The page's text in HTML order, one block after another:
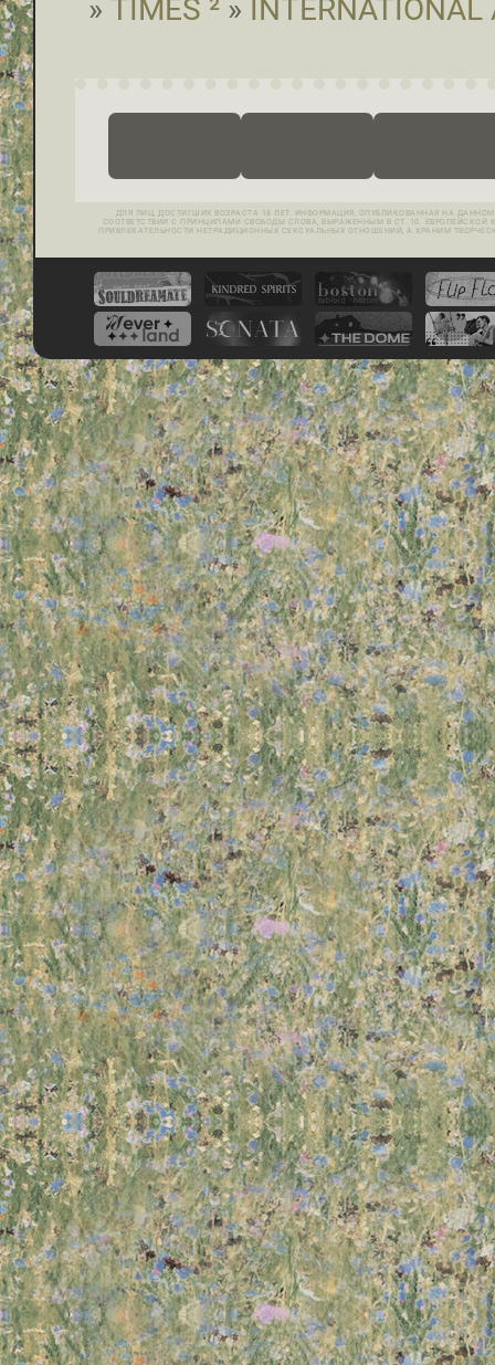
ДЛЯ ЛИЦ, ДОСТИГШИХ ВОЗРАСТА 18 ЛЕТ. ИНФОРМАЦИЯ, ОПУБЛИКОВАННАЯ НА ДАННОМ
СООТВЕТСТВИИ С ПРИНЦИПАМИ СВОБОДЫ СЛОВА, ВЫРАЖЕННЫМ В СТ. 10.
ПРИВЛЕКАТЕЛЬНОСТИ НЕТРАДИЦИОННЫХ СЕКСУАЛЬНЫХ ОТНОШЕНИЙ, А ХРАНИМ
» TIMES ² » INTERNATIONAL